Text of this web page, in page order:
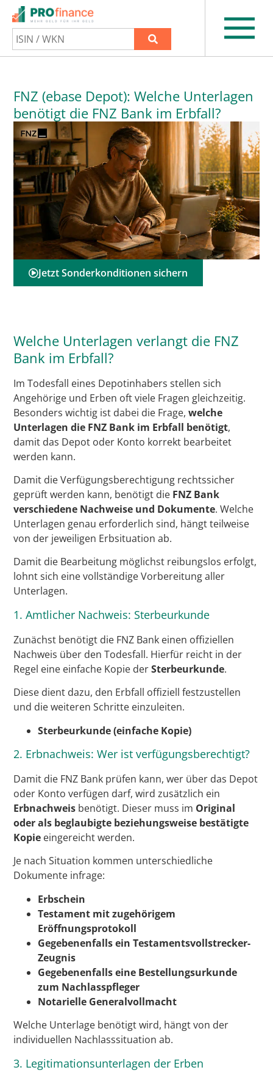
FNZ (ebase Depot): Welche Unterlagen
benötigt die FNZ Bank im Erbfall?
Jetzt Sonderkonditionen sichern
Welche Unterlagen verlangt die FNZ
Bank im Erbfall?
Im Todesfall eines Depotinhabers stellen sich
Angehörige und Erben oft viele Fragen gleichzeitig.
Besonders wichtig ist dabei die Frage,welche
Unterlagen die FNZ Bank im Erbfall benötigt,
damit das Depot oder Konto korrekt bearbeitet
werden kann.
Damit die Verfügungsberechtigung rechtssicher
geprüft werden kann, benötigt die FNZ Bank
verschiedene Nachweise und Dokumente. Welche
Unterlagen genau erforderlich sind, hängt teilweise
von der jeweiligen Erbsituation ab.
Damit die Bearbeitung möglichst reibungslos erfolgt,
lohnt sich eine vollständige Vorbereitung aller
Unterlagen.
1. Amtlicher Nachweis: Sterbeurkunde
Zunächst benötigt die FNZ Bank einen offiziellen
Nachweis über den Todesfall. Hierfür reicht in der
Regel eine einfache Kopie derSterbeurkunde.
Diese dient dazu, den Erbfall offiziell festzustellen
und die weiteren Schritte einzuleiten.
Sterbeurkunde (einfache Kopie)
2. Erbnachweis: Wer ist verfügungsberechtigt?
Damit die FNZ Bank prüfen kann, wer über das Depot
oder Konto verfügen darf, wird zusätzlich ein
Erbnachweis benötigt. Dieser muss im Original
oder als beglaubigte beziehungsweise bestätigte
Kopie eingereicht werden.
Je nach Situation kommen unterschiedliche
Dokumente infrage:
Erbschein
Testament mit zugehörigem
Eröffnungsprotokoll
Gegebenenfalls ein Testamentsvollstrecker-
Zeugnis
Gegebenenfalls eine Bestellungsurkunde
zum Nachlasspfleger
Notarielle Generalvollmacht
Welche Unterlage benötigt wird, hängt von der
individuellen Nachlasssituation ab.
3. Legitimationsunterlagen der Erben